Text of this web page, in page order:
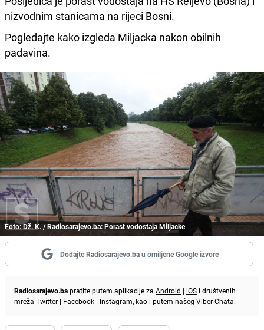
nizvodnim stanicama na rijeci Bosni.
Pogledajte kako izgleda Miljacka nakon obilnih
padavina.
Foto: Dž. K. / Radiosarajevo.ba: Porast vodostaja Miljacke
Dodajte Radiosarajevo.ba u omiljene Google izvore
Radiosarajevo.bapratite putem aplikacije za Android | iOS i društvenih
mreža Twitter | Facebook | Instagram, kao i putem našeg ViberChata.